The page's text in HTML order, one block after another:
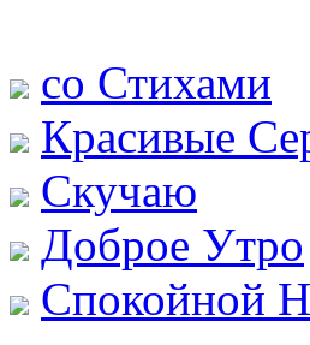
со Стихами
Красивые
Скучаю
Доброе Утро
Спокойной